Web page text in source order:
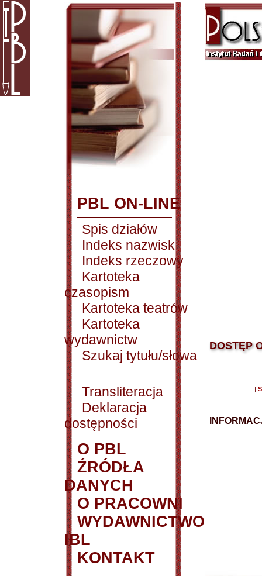
PBL ON-LINE
Spis działów
Indeks nazwisk
Indeks rzeczowy
Kartoteka
czasopism
Kartoteka teatrów
Kartoteka
wydawnictw
Szukaj tytułu/słowa
Transliteracja
Deklaracja
dostępności
O PBL
ŹRÓDŁA
DANYCH
O PRACOWNI
WYDAWNICTWO
IBL
KONTAKT
DOSTĘP
|